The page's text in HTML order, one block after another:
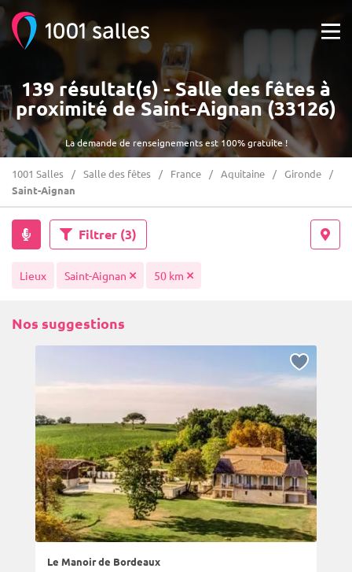
La demande de renseignements est 100% gratuite !
139 résultat(s) - Salle des fêtes à
proximité de Saint-Aignan (33126)
1001 Salles Salle des fêtes France Aquitaine
Gironde
Saint-Aignan
Filtrer (3)
Lieux Saint-Aignan 50 km
Nos suggestions
Le Manoir de Bordeaux